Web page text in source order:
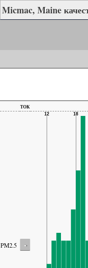
Micmac, Maine
ток
PM2.5 -